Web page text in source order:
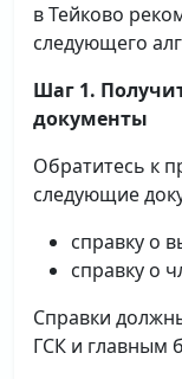
в Тейково
следующего
Шаг 1.
документы
Обратитесь к
следующие
справку о
справку о
Справки
ГСК и главным